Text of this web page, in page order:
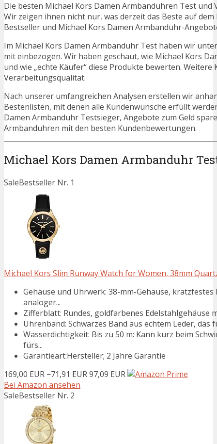
Die besten Michael Kors Damen Armbanduhren Test
Wir zeigen ihnen nicht nur, was derzeit das Beste auf
Bestseller und Michael Kors Damen Armbanduhr-
Im Michael Kors Damen Armbanduhr Test haben wir
mit einbezogen. Wir haben geschaut, wie Michael Kors
und wie „echte Käufer“ diese Produkte bewerten.
Verarbeitungsqualität.
Nach unserer umfangreichen Analysen erstellen wir
Bestenlisten, mit denen alle Kundenwünsche erfüllt
Damen Armbanduhr Testsieger, Angebote zum Geld
Armbanduhren mit den besten Kundenbewertungen.
Michael Kors Damen Armbanduhr
SaleBestseller Nr. 1
Michael Kors Slim Runway Watch for Women, 38mm
Gehäuse und Uhrwerk: 38-mm-Gehäuse,
analoger...
Zifferblatt: Rundes, goldfarbenes Edelstahlgehäuse
Uhrenband: Schwarzes Band aus echtem Leder,
Wasserdichtigkeit: Bis zu 50 m: Kann kurz beim
fürs...
Garantieart:Hersteller; 2 Jahre Garantie
169,00 EUR −71,91 EUR97,09 EUR
Bei Amazon ansehen
SaleBestseller Nr. 2